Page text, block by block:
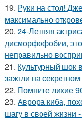
19. Руки на стол!
максимально
20. 24-Летняя
дисморфофобии, это
неправильно
21. Культурный шок
зажгли на
22. Помните лихие
23. Аврора киба,
шагу в своей жизни